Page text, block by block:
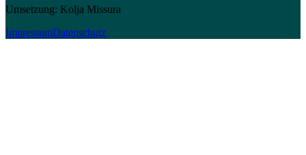
Umsetzung: Kolja Missura
ImpressumDatenschutz